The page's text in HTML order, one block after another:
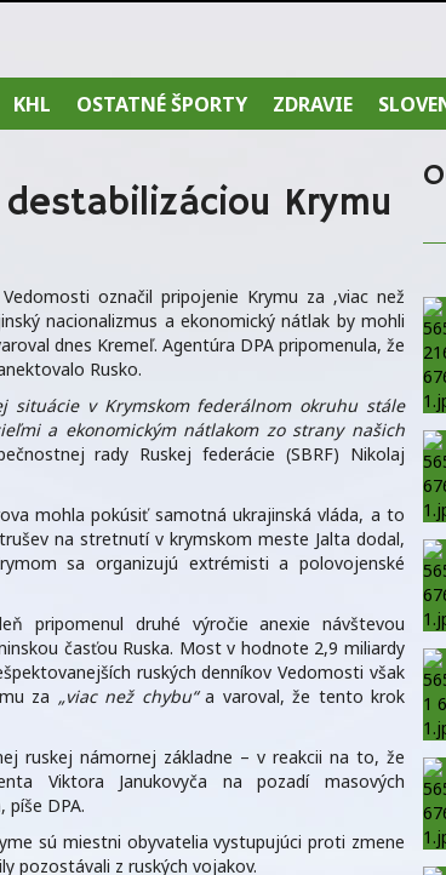
KHL OSTATNÉ ŠPORTY ZDRAVIE
Krymu
označil pripojenie Krymu za ‚viac než
nacionalizmus a ekonomický nátlak by mohli
dnes Kremeľ. Agentúra DPA pripomenula, že
Rusko.
situácie v Krymskom federálnom okruhu stále
a ekonomickým nátlakom zo strany našich
rady Ruskej federácie (SBRF) Nikolaj
mohla pokúsiť samotná ukrajinská vláda, a to
na stretnutí v krymskom meste Jalta dodal,
sa organizujú extrémisti a polovojenské
pripomenul druhé výročie anexie návštevou
časťou Ruska. Most v hodnote 2,9 miliardy
ruských denníkov Vedomosti však
za „viac než chybu“a varoval, že tento krok
ruskej námornej základne – v reakcii na to, že
Viktora Janukovyča na pozadí masových
píše DPA.
sú miestni obyvatelia vystupujúci proti zmene
pozostávali z ruských vojakov.